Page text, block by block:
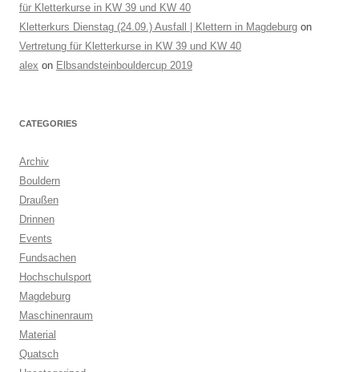
für Kletterkurse in KW 39 und KW 40
Kletterkurs Dienstag (24.09.) Ausfall | Klettern in Magdeburg on
Vertretung für Kletterkurse in KW 39 und KW 40
alex on Elbsandsteinbouldercup 2019
CATEGORIES
Archiv
Bouldern
Draußen
Drinnen
Events
Fundsachen
Hochschulsport
Magdeburg
Maschinenraum
Material
Quatsch